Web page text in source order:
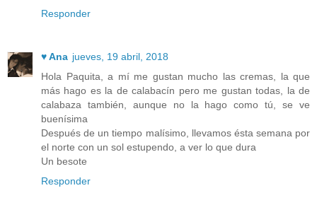
Responder
♥ Ana jueves, 19 abril, 2018
Hola Paquita, a mí me gustan mucho las cremas, la que
más hago es la de calabacín pero me gustan todas, la de
calabaza también, aunque no la hago como tú, se ve
buenísima
Después de un tiempo malísimo, llevamos ésta semana por
el norte con un sol estupendo, a ver lo que dura
Un besote
Responder